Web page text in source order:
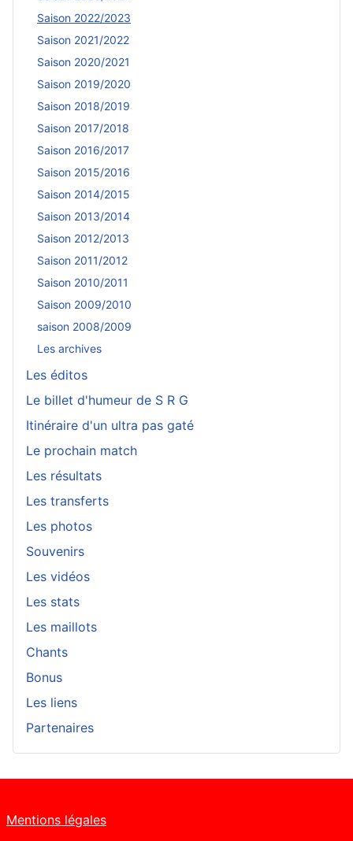
Saison 2022/2023
Saison 2021/2022
Saison 2020/2021
Saison 2019/2020
Saison 2018/2019
Saison 2017/2018
Saison 2016/2017
Saison 2015/2016
Saison 2014/2015
Saison 2013/2014
Saison 2012/2013
Saison 2011/2012
Saison 2010/2011
Saison 2009/2010
saison 2008/2009
Les archives
Les éditos
Le billet d'humeur de S R G
Itinéraire d'un ultra pas gaté
Le prochain match
Les résultats
Les transferts
Les photos
Souvenirs
Les vidéos
Les stats
Les maillots
Chants
Bonus
Les liens
Partenaires
Mentions légales